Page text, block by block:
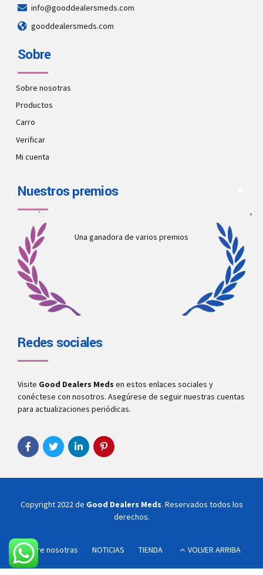
info@gooddealersmeds.com
gooddealersmeds.com
Sobre
Sobre nosotras
Productos
Carro
Verificar
Mi cuenta
Nuestros premios
Una ganadora de varios premios
Redes sociales
Visite Good Dealers Meds en estos enlaces sociales y
conéctese con nosotros. Asegúrese de seguir nuestras cuentas
para actualizaciones periódicas.
Copyright 2022 de Good Dealers Meds. Reservados todos los
derechos.
Sobre nosotras NOTICIAS TIENDA VOLVER ARRIBA